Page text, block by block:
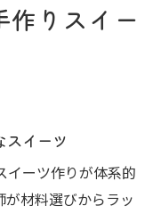
作りスイー
スイーツ
イーツ作りが体系的
材料選びからラッ